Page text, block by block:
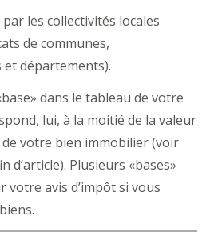
les collectivités locales
de communes,
départements).
dans le tableau de votre
lui, à la moitié de la valeur
votre bien immobilier (voir
d’article). Plusieurs «bases»
avis d’impôt si vous